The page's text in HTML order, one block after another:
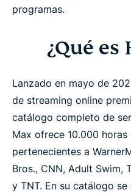
programas.
¿Qué es
Lanzado en mayo de
de streaming online
catálogo completo de
Max ofrece 10.000
pertenecientes a
Bros., CNN, Adult Swim,
y TNT. En su catálogo